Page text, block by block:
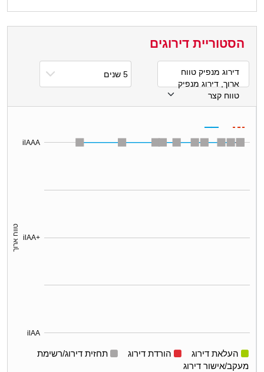
הסטוריית דירוגים
דירוג מנפיק טווח
ארוך, דירוג מנפיק
טווח קצר
ilAA
ilAA+
ilAAA
טווח ארוך
העלאת דירוג הורדת דירוג
תחזית דירוג/רשימת
מעקב/אישור דירוג